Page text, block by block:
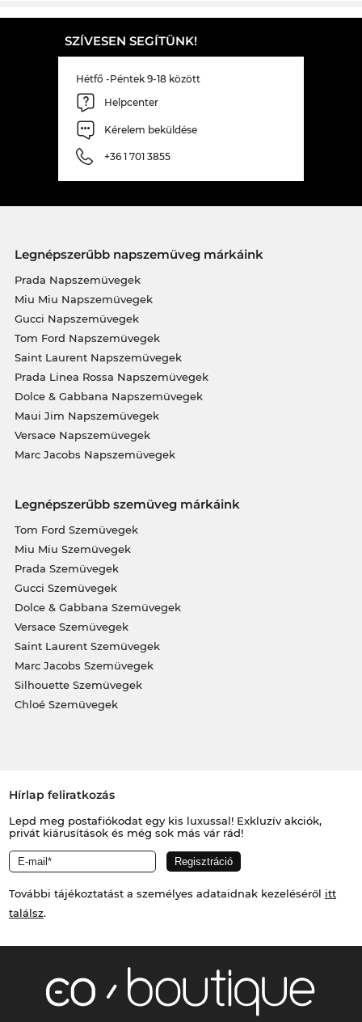
SZÍVESEN SEGÍTÜNK!
Hétfő -Péntek 9-18 között
Helpcenter
Kérelem beküldése
+36 1 701 3855
Legnépszerűbb napszemüveg márkáink
Prada Napszemüvegek
Miu Miu Napszemüvegek
Gucci Napszemüvegek
Tom Ford Napszemüvegek
Saint Laurent Napszemüvegek
Prada Linea Rossa Napszemüvegek
Dolce & Gabbana Napszemüvegek
Maui Jim Napszemüvegek
Versace Napszemüvegek
Marc Jacobs Napszemüvegek
Legnépszerűbb szemüveg márkáink
Tom Ford Szemüvegek
Miu Miu Szemüvegek
Prada Szemüvegek
Gucci Szemüvegek
Dolce & Gabbana Szemüvegek
Versace Szemüvegek
Saint Laurent Szemüvegek
Marc Jacobs Szemüvegek
Silhouette Szemüvegek
Chloé Szemüvegek
Hírlap feliratkozás
Lepd meg postafiókodat egy kis luxussal! Exkluzív akciók,
privát kiárusítások és még sok más vár rád!
További tájékoztatást a személyes adataidnak kezeléséről itt
találsz.